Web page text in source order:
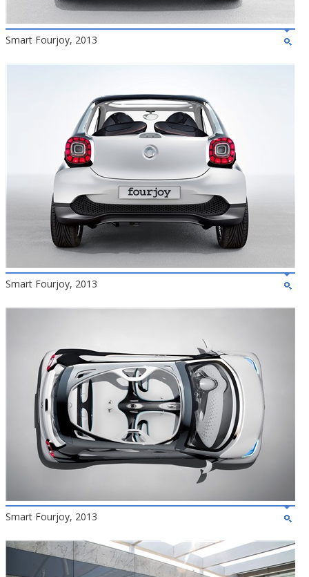
Smart Fourjoy, 2013
Smart Fourjoy, 2013
Smart Fourjoy, 2013